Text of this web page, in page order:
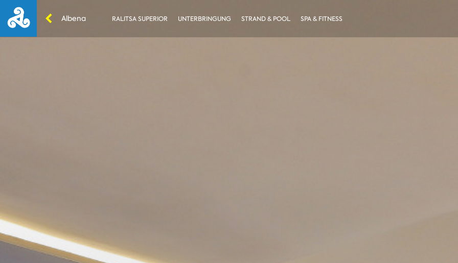
Albena RALITSA SUPERIOR UNTERBRINGUNG STRAND & POOL SPA & FITNESS